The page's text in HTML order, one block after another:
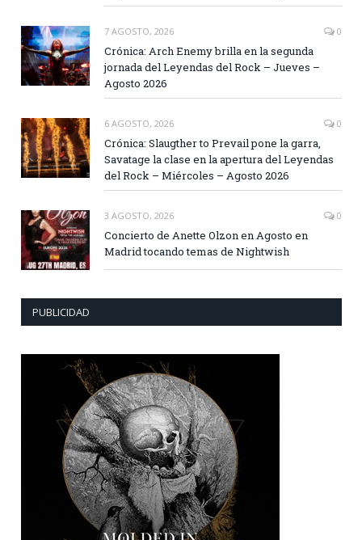
7 AGOSTO, 2026 0
Crónica: Arch Enemy brilla en la segunda
jornada del Leyendas del Rock – Jueves –
Agosto 2026
6 AGOSTO, 2026 0
Crónica: Slaugther to Prevail pone la garra,
Savatage la clase en la apertura del Leyendas
del Rock – Miércoles – Agosto 2026
3 AGOSTO, 2026 0
Concierto de Anette Olzon en Agosto en
Madrid tocando temas de Nightwish
PUBLICIDAD